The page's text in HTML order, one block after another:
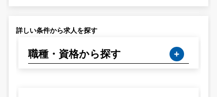
詳しい条件から求人を探す
職種・資格から探す